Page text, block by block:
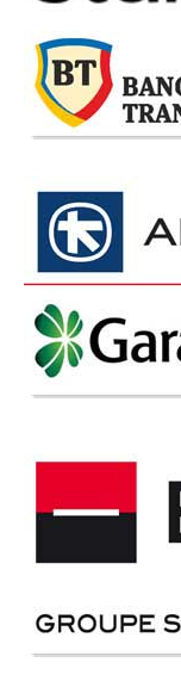
-36%
Canapea
ambitios prin
design ambitios ce da